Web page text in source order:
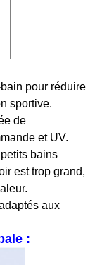
pour réduire
sportive.
de
et UV.
bains
est trop grand,
aux
: